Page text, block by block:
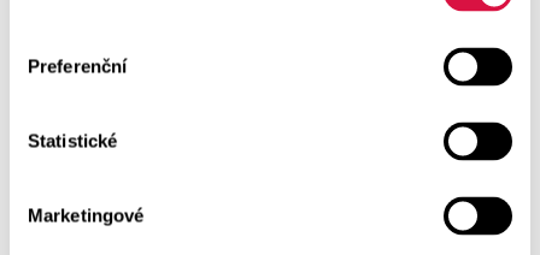
Preferenční
Statistické
Marketingové